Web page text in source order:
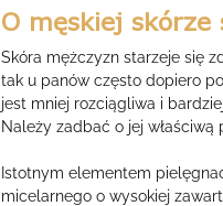
O męskiej skórze
Skóra mężczyzn starzeje się
tak u panów często dopiero
jest mniej rozciągliwa i
Należy zadbać o jej właściwą
Istotnym elementem
micelarnego o wysokiej